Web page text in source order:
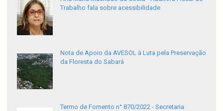
Trabalho fala sobre acessibilidade
Nota de Apoio da AVESOL à Luta pela Preservação
da Floresta do Sabará
Termo de Fomento n° 870/2022 - Secretaria